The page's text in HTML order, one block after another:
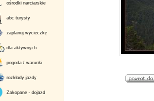
ośrodki narciarskie
abc turysty
zaplanuj wycieczkę
dla aktywnych
pogoda / warunki
rozkłady jazdy
Zakopane - dojazd